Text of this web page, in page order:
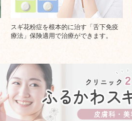
スギ花粉症を根本的に治す「舌下免疫
療法」保険適用で治療ができます。